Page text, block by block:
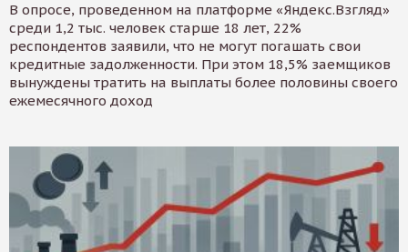
В опросе, проведенном на платформе «Яндекс.Взгляд»
среди 1,2 тыс. человек старше 18 лет, 22%
респондентов заявили, что не могут погашать свои
кредитные задолженности. При этом 18,5% заемщиков
вынуждены тратить на выплаты более половины своего
ежемесячного доход